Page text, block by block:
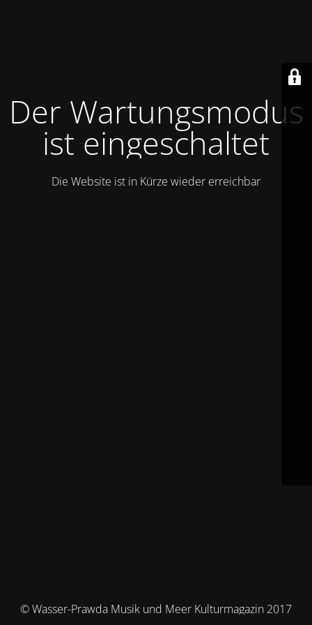
Der Wartungsmodus
ist eingeschaltet
Die Website ist in Kürze wieder erreichbar
© Wasser-Prawda Musik und Meer Kulturmagazin 2017